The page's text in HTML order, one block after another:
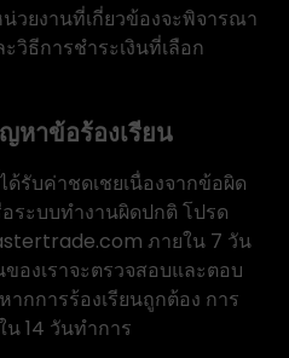
วยงานที่เกี่ยวข้องจะพิจารณา
วิธีการชำระเงินที่เลือก
หาข้อร้องเรียน
บค่าชดเชยเนื่องจากข้อผิด
ะบบทำงานผิดปกติ โปรด
ภายใน 7 วัน
องเราจะตรวจสอบและตอบ
กการร้องเรียนถูกต้อง การ
น 14 วันทำการ